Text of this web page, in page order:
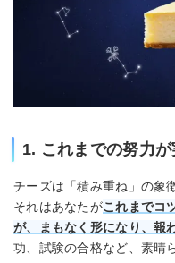
1. これまでの努力
チーズは「積み重ね」の象
それはあなたがこれまでコ
が、まもなく形になり、報
功、試験の合格など、素晴